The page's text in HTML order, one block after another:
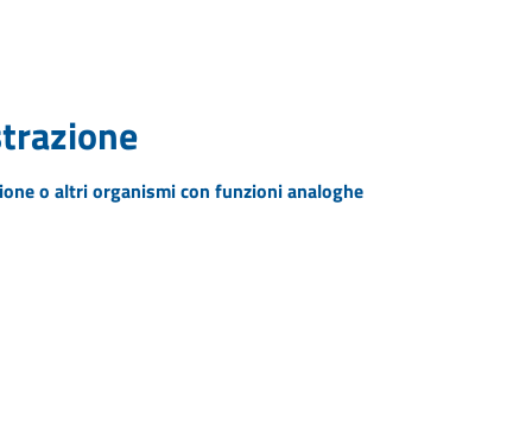
o altri organismi con funzioni analoghe